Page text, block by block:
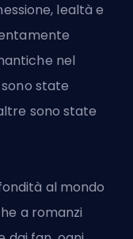
lealtà e
nel
state
sono state
al mondo
a romanzi